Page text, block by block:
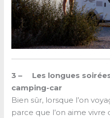
3 – Les longues
camping-car
Bien sûr, lorsque l’on
parce que l’on aime